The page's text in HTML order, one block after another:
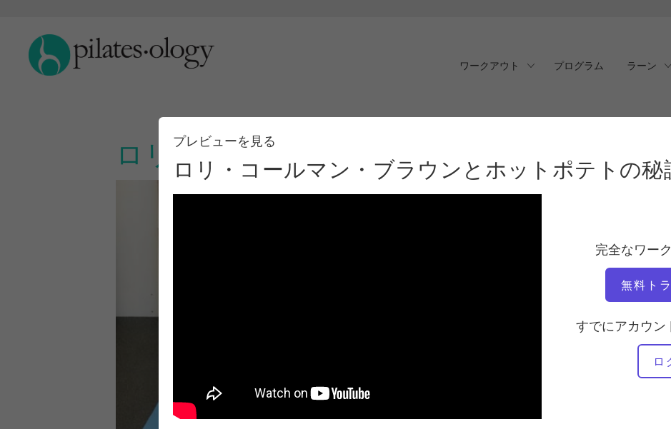
ワークアウト プログラム ラーン
ロリ・コールマン・ブラウンとホットポテト
プレビューを見る
ロリ・コールマン・ブラウンとホットポテトの秘
完全なワー
無料ト
すでにアカウン
ロ